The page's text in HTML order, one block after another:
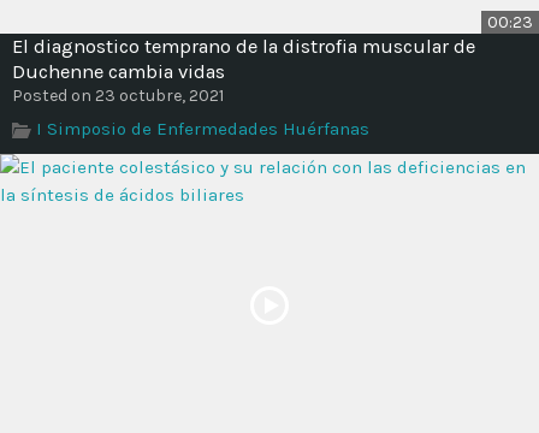
00:23
El diagnostico temprano de la distrofia muscular de
Duchenne cambia vidas
Posted on 23 octubre, 2021
I Simposio de Enfermedades Huérfanas